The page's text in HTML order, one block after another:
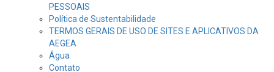
PESSOAIS
Política de Sustentabilidade
TERMOS GERAIS DE USO DE SITES E APLICATIVOS DA
AEGEA
Água
Contato